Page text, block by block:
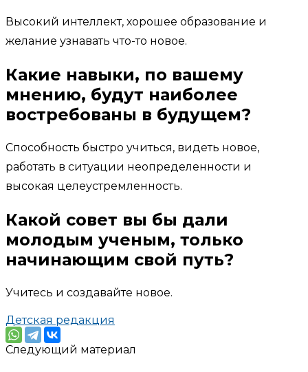
Высокий интеллект, хорошее образование и
желание узнавать что-то новое.
Какие навыки, по вашему
мнению, будут наиболее
востребованы в будущем?
Способность быстро учиться, видеть новое,
работать в ситуации неопределенности и
высокая целеустремленность.
Какой совет вы бы дали
молодым ученым, только
начинающим свой путь?
Учитесь и создавайте новое.
Детская редакция
Следующий материал